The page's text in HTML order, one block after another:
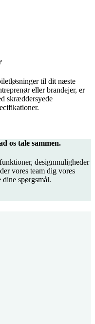
til dit næste
eller brandejer, er
skræddersyede
os tale sammen.
designmuligheder
vores team dig vores
dine spørgsmål.